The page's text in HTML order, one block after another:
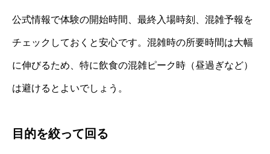
公式情報で体験の開始時間、最終入場時刻、混雑予報を
チェックしておくと安心です。混雑時の所要時間は大幅
に伸びるため、特に飲食の混雑ピーク時（昼過ぎなど）
は避けるとよいでしょう。
目的を絞って回る